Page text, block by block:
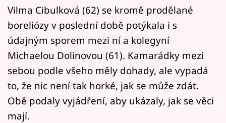
Sledujte nás
Vilma Cibulková (62) se kromě prodělané
boreliózy v poslední době potýkala i s
údajným sporem mezi ní a kolegyní
Michaelou Dolinovou (61). Kamarádky mezi
sebou podle všeho měly dohady, ale vypadá
to, že nic není tak horké, jak se může zdát.
Obě podaly vyjádření, aby ukázaly, jak se věci
mají.